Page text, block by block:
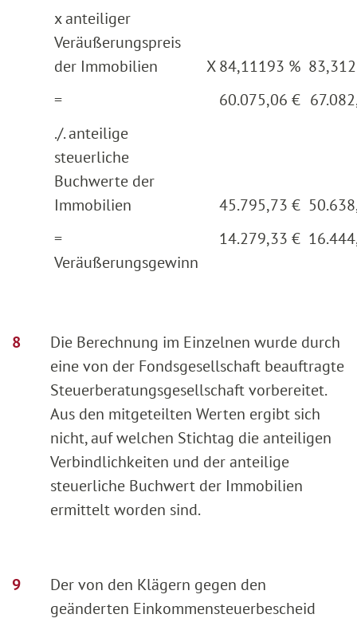
x anteiliger
Veräußerungspreis
der Immobilien
X 84,11193 %
=
60.075,06 €
./. anteilige
steuerliche
Buchwerte der
Immobilien
45.795,73 €
=
Veräußerungsgewinn
14.279,33 €
Die Berechnung im Einzelnen wurde durch
eine von der Fondsgesellschaft beauftragte
Steuerberatungsgesellschaft vorbereitet.
Aus den mitgeteilten Werten ergibt sich
nicht, auf welchen Stichtag die anteiligen
Verbindlichkeiten und der anteilige
steuerliche Buchwert der Immobilien
ermittelt worden sind.
Der von den Klägern gegen den
geänderten Einkommensteuerbescheid